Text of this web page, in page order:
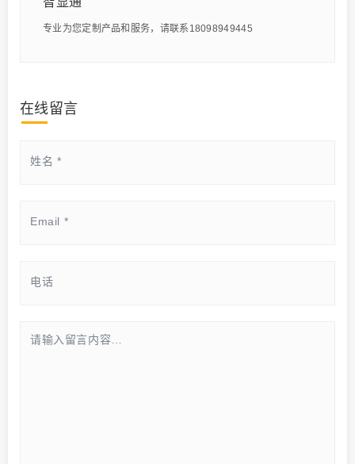
专业为您定制产品和服务，请联系18098949445
在线留言